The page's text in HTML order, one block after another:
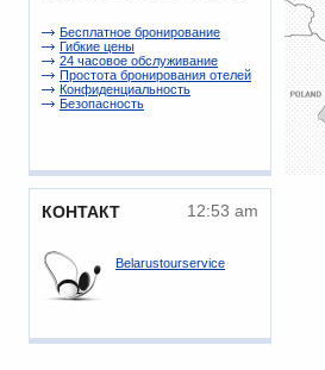
Беcплатное бронирование
Гибкие цены
24 часовое обслуживание
Простота бронирования отелей
Конфиденциальность
Безопасность
КОНТАКТ 12:53 am
Belarustourservice